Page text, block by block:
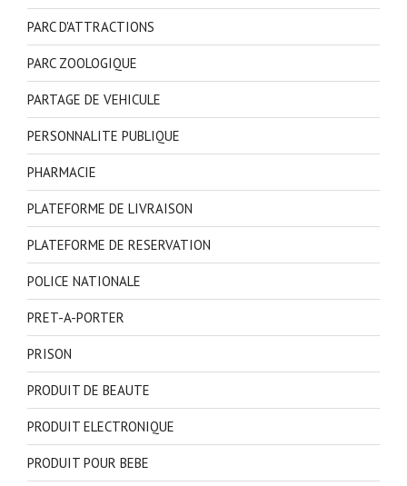
PARC D'ATTRACTIONS
PARC ZOOLOGIQUE
PARTAGE DE VEHICULE
PERSONNALITE PUBLIQUE
PHARMACIE
PLATEFORME DE LIVRAISON
PLATEFORME DE RESERVATION
POLICE NATIONALE
PRET-A-PORTER
PRISON
PRODUIT DE BEAUTE
PRODUIT ELECTRONIQUE
PRODUIT POUR BEBE